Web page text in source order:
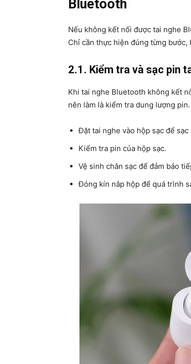
Bluetooth
Nếu không kết nối được tai nghe
Chỉ cần thực hiện đúng từng
2.1. Kiểm tra và sạc pin
Khi tai nghe Bluetooth không kết
nên làm là kiểm tra dung lượng
Đặt tai nghe vào hộp sạc để sạc
Kiểm tra pin của hộp sạc.
Vệ sinh chân sạc để đảm bảo
Đóng kín nắp hộp để quá trình